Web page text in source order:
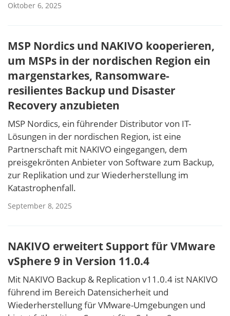
Oktober 6, 2025
MSP Nordics und NAKIVO kooperieren,
um MSPs in der nordischen Region ein
margenstarkes, Ransomware-
resilientes Backup und Disaster
Recovery anzubieten
MSP Nordics, ein führender Distributor von IT-
Lösungen in der nordischen Region, ist eine
Partnerschaft mit NAKIVO eingegangen, dem
preisgekrönten Anbieter von Software zum Backup,
zur Replikation und zur Wiederherstellung im
Katastrophenfall.
September 8, 2025
NAKIVO erweitert Support für VMware
vSphere 9 in Version 11.0.4
Mit NAKIVO Backup & Replication v11.0.4 ist NAKIVO
führend im Bereich Datensicherheit und
Wiederherstellung für VMware-Umgebungen und